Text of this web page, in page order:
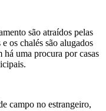
são atraídos pelas
os chalés são alugados
há uma procura por casas
campo no estrangeiro,